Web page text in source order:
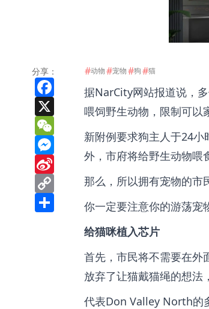
分享：
WeChat
Messenger
#动物#宠物#狗#猫
据NarCity网站报道说，
喂饲野生动物，限制可以
新附例要求狗主人于24
外，市府将给野生动物喂
那么，所以拥有宠物的市
你一定要注意你的游荡宠
给猫咪植入芯片
首先，市民将不需要在外
放弃了让猫戴猫绳的想法
代表Don Valley North的